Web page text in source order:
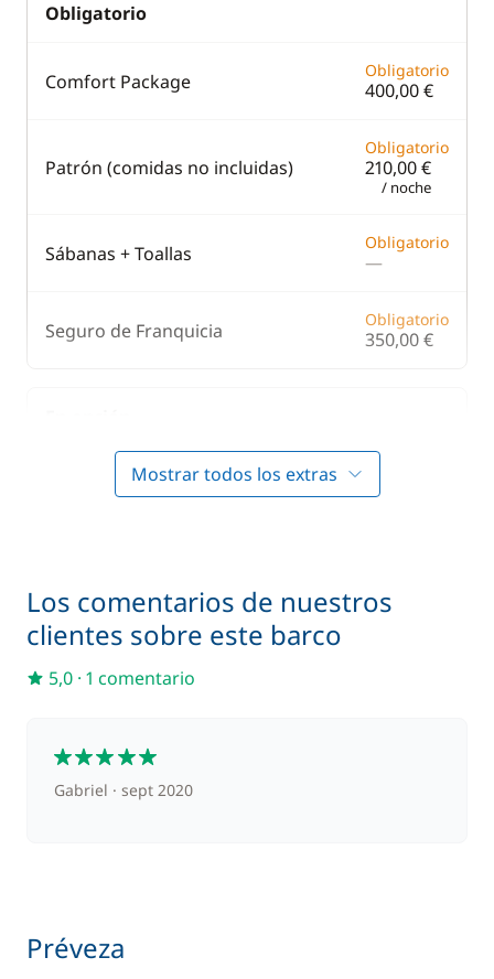
Obligatorio
Comfort Package Obligatorio
400,00 €
Patrón (comidas no incluidas)
Obligatorio
210,00 €
/ noche
Sábanas + Toallas Obligatorio
—
Seguro de Franquicia Obligatorio
350,00 €
Azafata (comidas no incluidas)
Paddle
Mostrar todos los extras
Los comentarios de nuestros
clientes sobre este barco
5,0 · 1 comentario
Gabriel sept 2020
Préveza